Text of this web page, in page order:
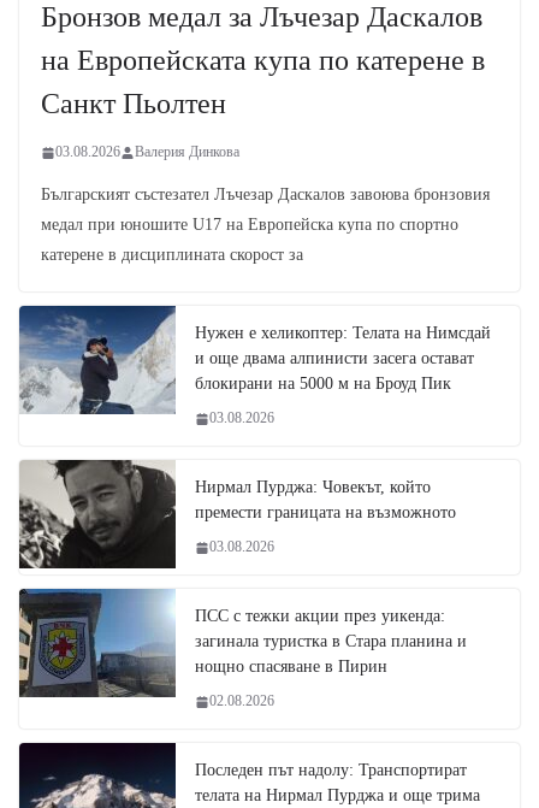
Бронзов медал за Лъчезар Даскалов
на Европейската купа по катерене в
Санкт Пьолтен
03.08.2026 Валерия Динкова
Българският състезател Лъчезар Даскалов завоюва бронзовия
медал при юношите U17 на Европейска купа по спортно
катерене в дисциплината скорост за
Нужен е хеликоптер: Телата на Нимсдай
и още двама алпинисти засега остават
блокирани на 5000 м на Броуд Пик
03.08.2026
Нирмал Пурджа: Човекът, който
премести границата на възможното
03.08.2026
ПСС с тежки акции през уикенда:
загинала туристка в Стара планина и
нощно спасяване в Пирин
02.08.2026
Последен път надолу: Транспортират
телата на Нирмал Пурджа и още трима